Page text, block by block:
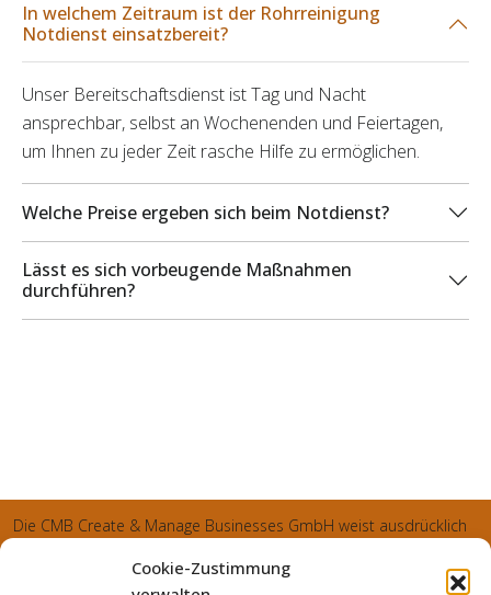
Cookie-Zustimmung
In welchem Zeitraum ist der Rohrreinigung
Notdienst einsatzbereit?
Unser Bereitschaftsdienst ist Tag und Nacht
ansprechbar, selbst an Wochenenden und Feiertagen,
um Ihnen zu jeder Zeit rasche Hilfe zu ermöglichen.
Welche Preise ergeben sich beim Notdienst?
Lässt es sich vorbeugende Maßnahmen
durchführen?
Die CMB Create & Manage Businesses GmbH weist ausdrücklich
und sämtliche generierte Aufträge an die SecuPart GmbH